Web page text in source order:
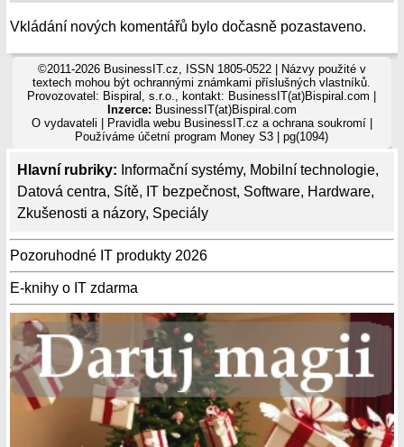
Hlavní rubriky: Informační systémy, Mobilní technologie,
Datová centra, Sítě, IT bezpečnost, Software, Hardware,
Zkušenosti a názory, Speciály
Pozoruhodné IT produkty 2026
E-knihy o IT zdarma
Vkládání nových komentářů bylo dočasně pozastaveno.
©2011-2026 BusinessIT.cz, ISSN 1805-0522 | Názvy použité v
textech mohou být ochrannými známkami příslušných vlastníků.
Provozovatel: Bispiral, s.r.o., kontakt: BusinessIT(at)Bispiral.com |
Inzerce: BusinessIT(at)Bispiral.com
O vydavateli
Pravidla webu BusinessIT.cz a ochrana soukromí|
Používámeúčetní program Money S3 | pg(1094)